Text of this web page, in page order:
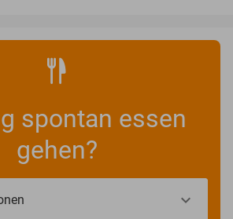
spontan essen
gehen?